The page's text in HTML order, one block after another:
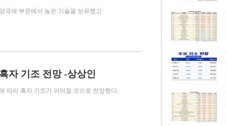
극재 부문에서 높은 기술을 보유했고
자 기조 전망 -상상인
따라 흑자 기조가 이어질 것으로 전망했다.